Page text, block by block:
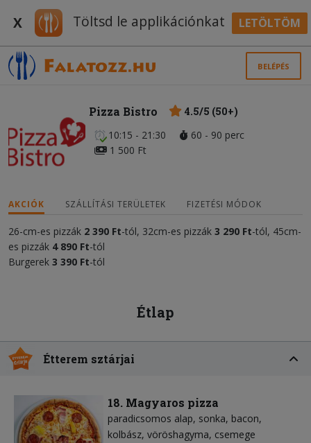
X Töltsd le applikációnkat LETÖLTÖM
BELÉPÉS
Pizza Bistro
4.5/5 (50+)
10:15 - 21:30
60 - 90 perc
1 500 Ft
AKCIÓK SZÁLLÍTÁSI TERÜLETEK FIZETÉSI MÓDOK
26-cm-es pizzák 2 390 Ft-tól, 32cm-es pizzák 3 290 Ft-tól, 45cm-
es pizzák 4 890 Ft-tól
Burgerek 3 390 Ft-tól
Étlap
Étterem sztárjai
18. Magyaros pizza
paradicsomos alap sonka bacon
kolbász vöröshagyma csemege